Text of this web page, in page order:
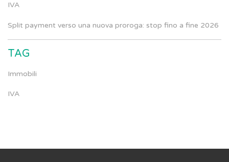
IVA
Split payment verso una nuova proroga: stop fino a fine 2026
TAG
Immobili
IVA